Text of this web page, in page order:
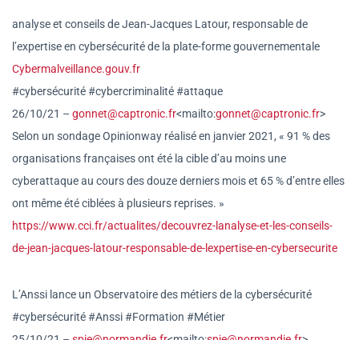
analyse et conseils de Jean-Jacques Latour, responsable de
l’expertise en cybersécurité de la plate-forme gouvernementale
Cybermalveillance.gouv.fr
#cybersécurité #cybercriminalité #attaque
26/10/21 – gonnet@captronic.fr<mailto:gonnet@captronic.fr>
Selon un sondage Opinionway réalisé en janvier 2021, « 91 % des
organisations françaises ont été la cible d’au moins une
cyberattaque au cours des douze derniers mois et 65 % d’entre elles
ont même été ciblées à plusieurs reprises. »
https://www.cci.fr/actualites/decouvrez-lanalyse-et-les-conseils-
de-jean-jacques-latour-responsable-de-lexpertise-en-cybersecurite
L’Anssi lance un Observatoire des métiers de la cybersécurité
#cybersécurité #Anssi #Formation #Métier